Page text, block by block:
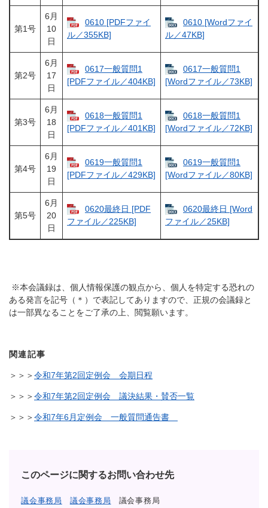
第1号
6月
10
日
0610 [PDFファイ
ル／355KB]
0610 [Wordファイ
ル／47KB]
第2号
6月
17
日
0617一般質問1
[PDFファイル／404KB]
0617一般質問1
[Wordファイル／73KB]
第3号
6月
18
日
0618一般質問1
[PDFファイル／401KB]
0618一般質問1
[Wordファイル／72KB]
第4号
6月
19
日
0619一般質問1
[PDFファイル／429KB]
0619一般質問1
[Wordファイル／80KB]
第5号
6月
20
日
0620最終日 [PDF
ファイル／225KB]
0620最終日 [Word
ファイル／25KB]
※本会議録は、個人情報保護の観点から、個人を特定する恐れの
ある発言を記号（＊）で表記してありますので、正規の会議録と
は一部異なることをご了承の上、閲覧願います。
関連記事
＞＞＞令和7年第2回定例会 会期日程
＞＞＞令和7年第2回定例会 議決結果・賛否一覧
＞＞＞令和7年6月定例会 一般質問通告書
このページに関するお問い合わせ先
議会事務局 議会事務局 議会事務局